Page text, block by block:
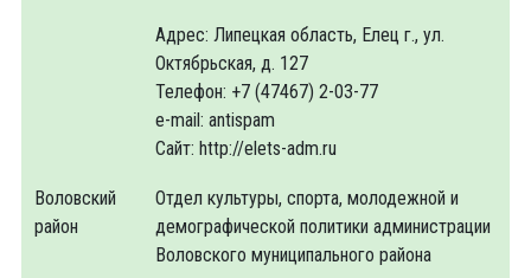
Адрес: Липецкая область, Елец г., ул.
Октябрьская, д. 127
Телефон: +7 (47467) 2-03-77
e-mail: antispam
Сайт: http://elets-adm.ru
Воловский
район
Отдел культуры, спорта, молодежной и
демографической политики администрации
Воловского муниципального района